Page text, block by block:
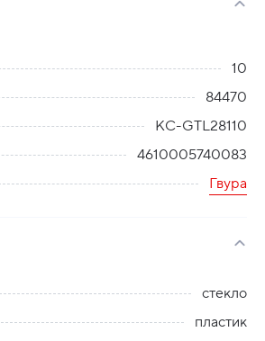
10
84470
KC-GTL28110
4610005740083
Гвура
стекло
пластик